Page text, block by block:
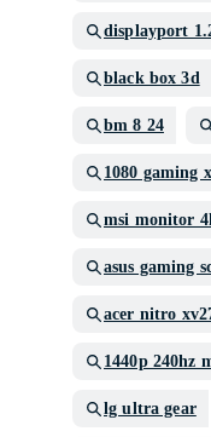
displayport
black box 3d
bm 8 24
1080 gaming
msi monitor
asus gaming
acer nitro
1440p 240hz
lg ultra gear